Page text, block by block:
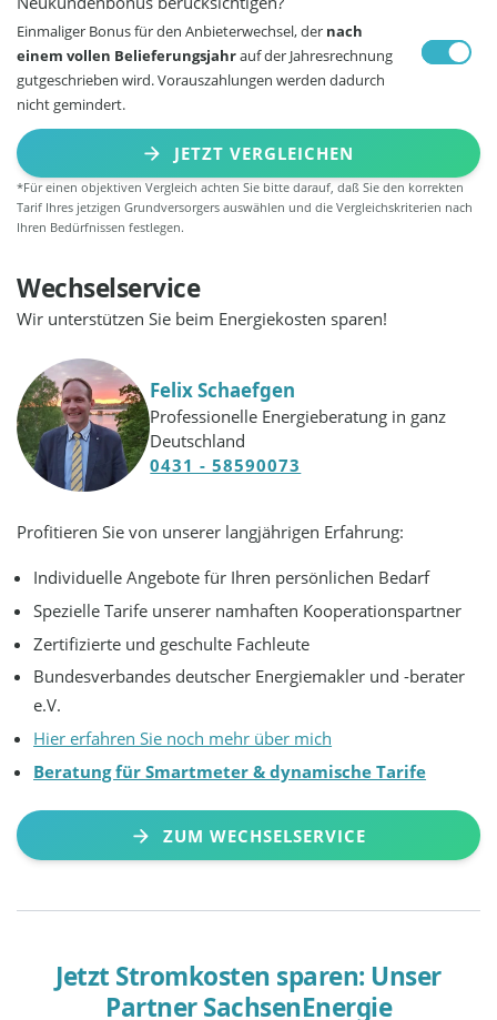
Einmaliger Bonus für den Anbieterwechsel, der nach
einem vollen Belieferungsjahrauf der Jahresrechnung
gutgeschrieben wird. Vorauszahlungen werden dadurch
nicht gemindert.
JETZT VERGLEICHEN
*Für einen objektiven Vergleich achten Sie bitte darauf, daß Sie den korrekten
Tarif Ihres jetzigen Grundversorgers auswählen und die Vergleichskriterien nach
Ihren Bedürfnissen festlegen.
Wechselservice
Wir unterstützen Sie beim Energiekosten sparen!
Felix Schaefgen
Professionelle Energieberatung in ganz
Deutschland
0431 - 58590073
Profitieren Sie von unserer langjährigen Erfahrung:
Individuelle Angebote für Ihren persönlichen Bedarf
Spezielle Tarife unserer namhaften Kooperationspartner
Zertifizierte und geschulte Fachleute
Bundesverbandes deutscher Energiemakler und -berater
e.V.
Hier erfahren Sie noch mehr über mich
Beratung für Smartmeter & dynamische Tarife
ZUM WECHSELSERVICE
Jetzt Stromkosten sparen: Unser
Partner SachsenEnergie